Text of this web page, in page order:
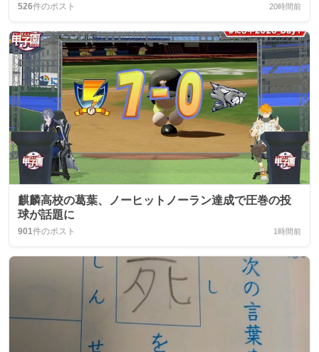
526件のポスト 20時間前
麒麟高校の葛葉、ノーヒットノーラン達成で圧巻の投
球が話題に
901件のポスト 1時間前